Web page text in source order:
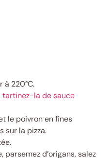
à 220°C.
tartinez-la de sauce
le poivron en fines
sur la pizza.
parsemez d’origans, salez